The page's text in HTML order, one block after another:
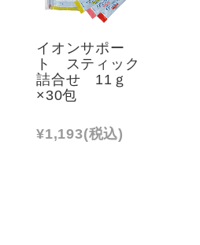
イオンサポー
ト スティック
詰合せ 11ｇ
×30包
¥1,193(税込)